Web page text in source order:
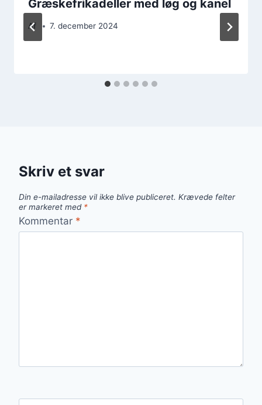
Græskefrikadeller med løg og kanel
Af 7. december 2024
Skriv et svar
Din e-mailadresse vil ikke blive publiceret. Krævede felter
er markeret med *
Kommentar *